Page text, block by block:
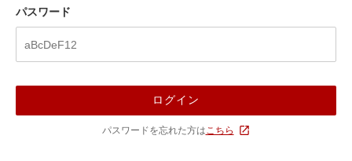
パスワード
ログイン
パスワードを忘れた方はこちら